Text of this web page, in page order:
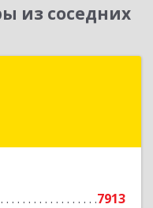
из соседних
7913
муниципальный
Подробнее